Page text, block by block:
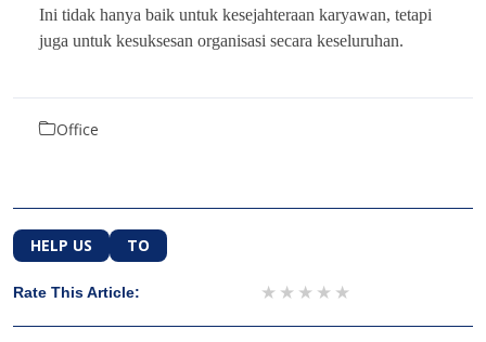
Ini tidak hanya baik untuk kesejahteraan karyawan, tetapi
juga untuk kesuksesan organisasi secara keseluruhan.
Office
HELP US TO
Rate This Article: 4 stars
3 stars
2 stars
1 star